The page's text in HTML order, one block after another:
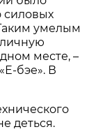
силовых
умелым
месте, –
бэе». В
деться.